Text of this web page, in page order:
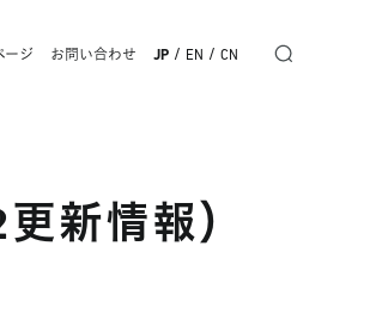
ージ お問い合わせ JP / EN / CN
新情報）